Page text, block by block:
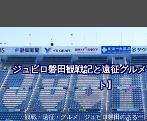
ジュビロ磐田観戦記と遠征グル
ト】
観戦・遠征・グルメ。ジュビロ磐田のある一